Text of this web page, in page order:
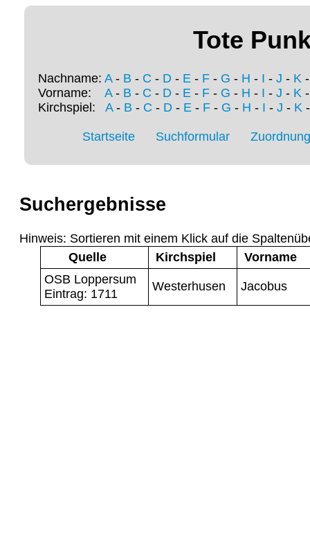
Tote
Nachname: A- B - C - D - E - F - G - H - I - J - K
Vorname: A- B - C - D - E - F - G - H - I - J - K
Kirchspiel: A- B - C - D- E- F- G - H - I - J - K
Startseite Suchformular
Suchergebnisse
Hinweis: Sortieren mit einem Klick auf die
Quelle
Kirchspiel
Vorname
OSB Loppersum
Eintrag: 1711
Westerhusen Jacobus